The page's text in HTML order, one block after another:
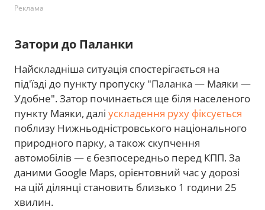
Реклама
Затори до Паланки
Найскладніша ситуація спостерігається на
під'їзді до пункту пропуску "Паланка — Маяки —
Удобне". Затор починається ще біля населеного
пункту Маяки, далі ускладення руху фіксується
поблизу Нижньодністровського національного
природного парку, а також скупчення
автомобілів — є безпосередньо перед КПП. За
даними Google Maps, орієнтовний час у дорозі
на цій ділянці становить близько 1 години 25
хвилин.